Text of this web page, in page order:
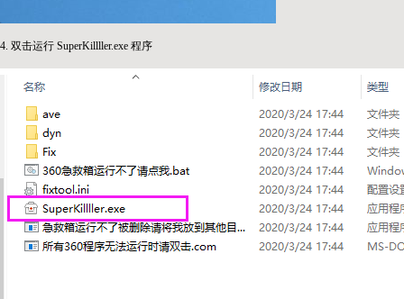
4. 双击运行 SuperKillller.exe 程序